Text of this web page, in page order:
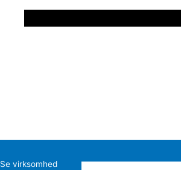
Se virksomhed